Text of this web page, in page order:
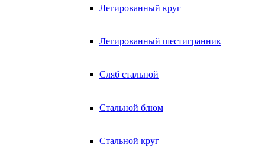
Легированный круг
Легированный шестигранник
Сляб стальной
Стальной блюм
Стальной круг